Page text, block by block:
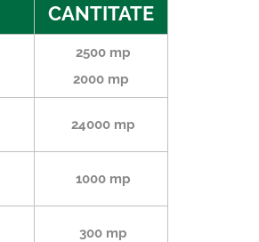
CANTITATE
2500 mp
2000 mp
24000 mp
1000 mp
300 mp